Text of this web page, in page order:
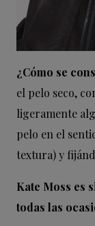
¿Cómo se
el pelo seco,
ligeramente
pelo en el
textura) y
Kate Moss es
todas las